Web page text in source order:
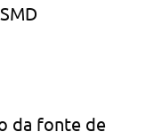
da fonte de